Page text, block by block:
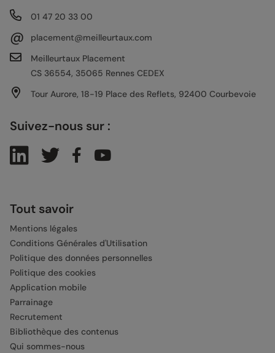
01 47 20 33 00
@
placement@meilleurtaux.com
Meilleurtaux Placement
CS 36554, 35065 Rennes CEDEX
Tour Aurore, 18-19 Place des Reflets, 92400 Courbevoie
Suivez-nous sur :
Tout savoir
Mentions légales
Conditions Générales d'Utilisation
Politique des données personnelles
Politique des cookies
Application mobile
Parrainage
Recrutement
Bibliothèque des contenus
Qui sommes-nous